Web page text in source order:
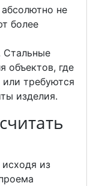
не
более
Стальные
объектов, где
требуются
изделия.
из